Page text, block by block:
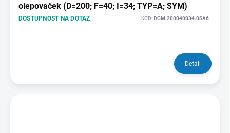
olepovaček (D=200; F=40; I=34; TYP=A; SYM)
DOSTUPNOST NA DOTAZ KÓD:DGM.200040034.0SA6
Detail